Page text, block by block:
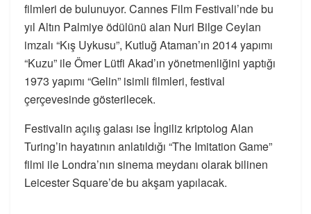
filmleri de bulunuyor. Cannes Film Festivali’nde bu
yıl Altın Palmiye ödülünü alan Nuri Bilge Ceylan
imzalı “Kış Uykusu”, Kutluğ Ataman’ın 2014 yapımı
“Kuzu” ile Ömer Lütfi Akad’ın yönetmenliğini yaptığı
1973 yapımı “Gelin” isimli filmleri, festival
çerçevesinde gösterilecek.
Festivalin açılış galası ise İngiliz kriptolog Alan
Turing’in hayatının anlatıldığı “The Imitation Game”
filmi ile Londra’nın sinema meydanı olarak bilinen
Leicester Square’de bu akşam yapılacak.